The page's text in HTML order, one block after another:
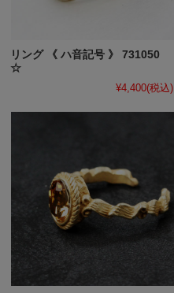
リング 《 ハ音記号 》 731050
☆
¥4,400(税込)